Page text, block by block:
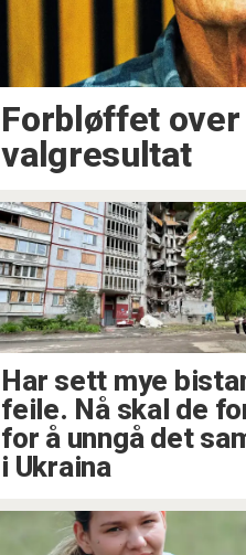
Forbløffet
valgresultat
Har sett mye
feile. Nå skal de
for å unngå det
i Ukraina